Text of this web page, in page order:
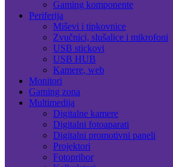
Gaming komponente
Periferija
Miševi i tipkovnice
Zvučnici, slušalice i mikrofoni
USB stickovi
USB HUB
Kamere, web
Monitori
Gaming zona
Multimedija
Digitalne kamere
Digitalni fotoaparati
Digitalni promotivni paneli
Projektori
Fotopribor